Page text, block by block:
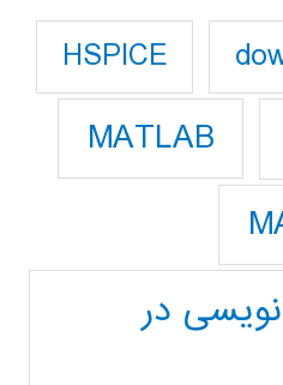
HSPICE
MATLAB
در